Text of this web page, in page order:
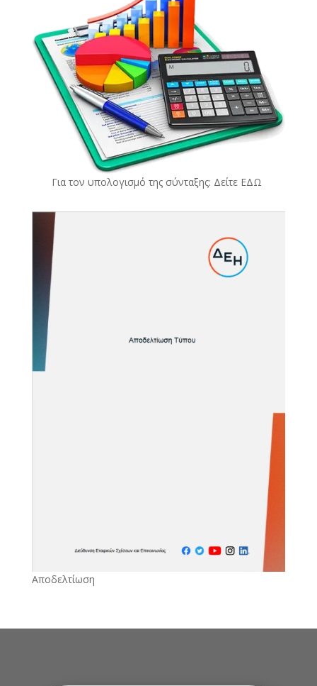
Για τον υπολογισμό της σύνταξης: Δείτε ΕΔΩ
Αποδελτίωση